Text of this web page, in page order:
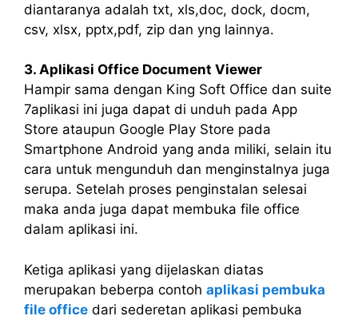
diantaranya adalah txt, xls,doc, dock, docm,
csv, xlsx, pptx,pdf, zip dan yng lainnya.
3. Aplikasi Office Document Viewer
Hampir sama dengan King Soft Office dan suite
7aplikasi ini juga dapat di unduh pada App
Store ataupun Google Play Store pada
Smartphone Android yang anda miliki, selain itu
cara untuk mengunduh dan menginstalnya juga
serupa. Setelah proses penginstalan selesai
maka anda juga dapat membuka file office
dalam aplikasi ini.
Ketiga aplikasi yang dijelaskan diatas
merupakan beberpa contoh aplikasi pembuka
file office dari sederetan aplikasi pembuka